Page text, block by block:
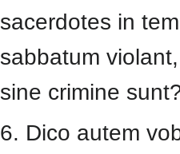
sacerdotes in
sabbatum
sine crimine
6. Dico autem